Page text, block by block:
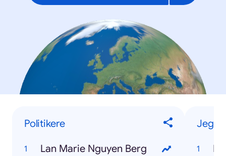
Politikere
Lan Marie Nguyen Berg
Jeg-